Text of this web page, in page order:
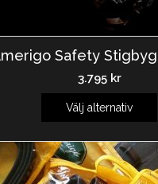
Safety
3.795 kr
Välj alternativ